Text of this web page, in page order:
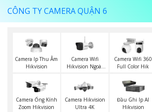
CÔNG TY CAMERA QUẬN 6
Camera Ip Thu Âm
Hikvision
Camera Wifi
Hikvision Ngoài
Camera Wifi 360
Full Color Hik
Camera Ống Kính
Zoom Hikvision
Camera Hikvision
Ultra 4K
Đầu Ghi Ip AI
Hikvision